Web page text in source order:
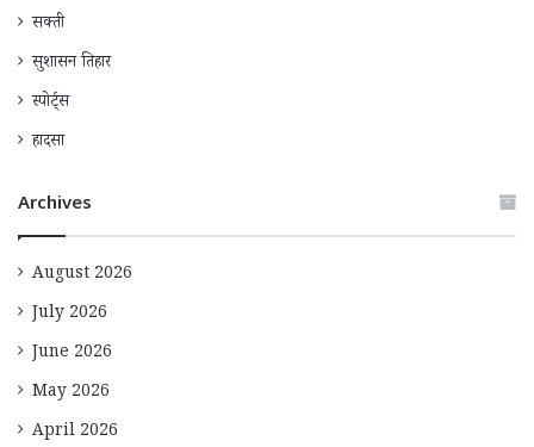
सक्ती
सुशासन तिहार
स्पोर्ट्स
हादसा
Archives
August 2026
July 2026
June 2026
May 2026
April 2026